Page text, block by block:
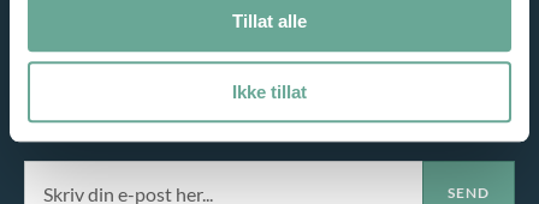
Tillat alle
Ikke tillat
Meld deg på vårt nyhetsbrev og motta gode tilbud på e-post!